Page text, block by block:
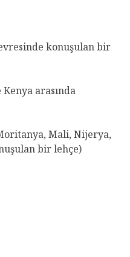
konuşulan bir
arasında
Mali, Nijerya,
bir lehçe)